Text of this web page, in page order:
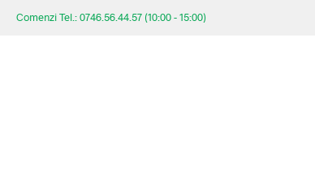
Comenzi Tel.: 0746.56.44.57 (10:00 - 15:00)